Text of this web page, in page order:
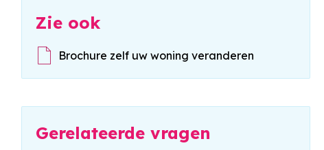
Zie ook
Brochure zelf uw woning veranderen
Gerelateerde vragen